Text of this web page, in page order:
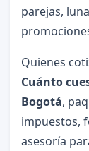
parejas,
Quienes
Cuánto
Bogotá,
impuestos,
asesoría